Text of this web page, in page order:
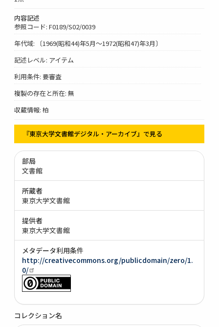
内容記述
参照コード: F0189/S02/0039
年代域: 〔1969(昭和44)年5月～1972(昭和47)年3月〕
記述レベル: アイテム
利用条件: 要審査
複製の存在と所在: 無
収蔵情報: 柏
『東京大学文書館デジタル・アーカイブ』で見る
部局
文書館
所蔵者
東京大学文書館
提供者
東京大学文書館
メタデータ利用条件
http://creativecommons.org/publicdomain/zero/1.
0/
コレクション名